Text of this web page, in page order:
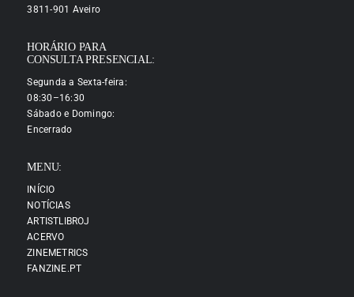
3811-901 Aveiro
HORÁRIO PARA
CONSULTA PRESENCIAL:
Segunda a Sexta-feira:
08:30–16:30
Sábado e Domingo:
Encerrado
MENU:
INÍCIO
NOTÍCIAS
ARTISTLIBROJ
ACERVO
ZINEMETRICS
FANZINE.PT